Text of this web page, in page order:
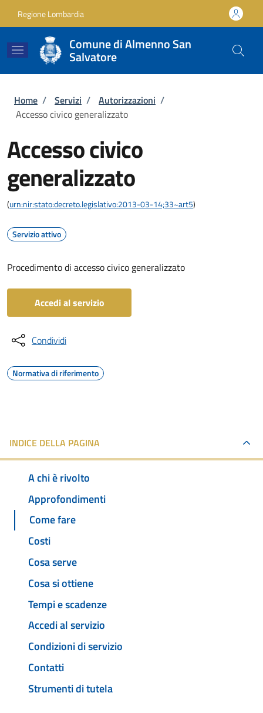
Regione Lombardia
Comune di Almenno San
Salvatore
Briciole di pane
Home / Servizi / Autorizzazioni /
Accesso civico generalizzato
Accesso civico
generalizzato
(urn:nir:stato:decreto.legislativo:2013-03-14;33~art5)
Servizio attivo
Procedimento di accesso civico generalizzato
Accedi al servizio
Condividi
Normativa di riferimento
INDICE DELLA PAGINA
A chi è rivolto
Approfondimenti
Come fare
Costi
Cosa serve
Cosa si ottiene
Tempi e scadenze
Accedi al servizio
Condizioni di servizio
Contatti
Strumenti di tutela